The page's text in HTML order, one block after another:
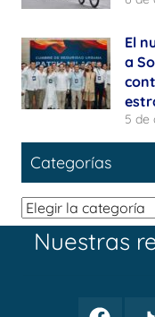
El
a
5 de
Categorías
Categorías
Nuestras